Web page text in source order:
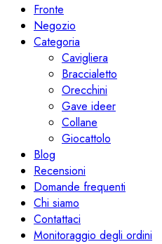
Fronte
Negozio
Categoria
Cavigliera
Braccialetto
Orecchini
Gave ideer
Collane
Giocattolo
Blog
Recensioni
Domande frequenti
Chi siamo
Contattaci
Monitoraggio degli ordini